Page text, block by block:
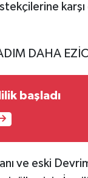
DAHA
başladı
ve eski